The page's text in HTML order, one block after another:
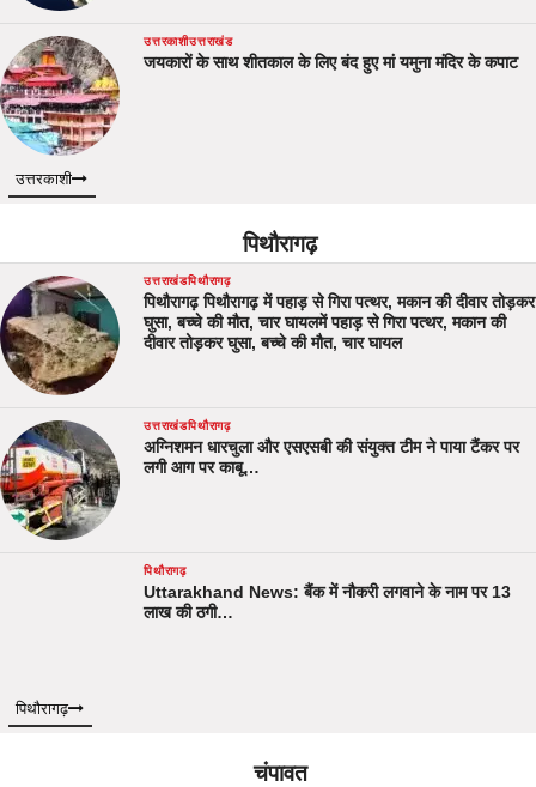
उत्तरकाशीउत्तराखंड
जयकारों के साथ शीतकाल के लिए बंद हुए मां यमुना मंदिर के कपाट
उत्तरकाशी
पिथौरागढ़
उत्तराखंडपिथौरागढ़
पिथौरागढ़ पिथौरागढ़ में पहाड़ से गिरा पत्थर, मकान की दीवार तोड़कर
घुसा, बच्चे की मौत, चार घायलमें पहाड़ से गिरा पत्थर, मकान की
दीवार तोड़कर घुसा, बच्चे की मौत, चार घायल
उत्तराखंडपिथौरागढ़
अग्निशमन धारचुला और एसएसबी की संयुक्त टीम ने पाया टैंकर पर
लगी आग पर काबू…
पिथौरागढ़
Uttarakhand News: बैंक में नौकरी लगवाने के नाम पर 13
लाख की ठगी…
पिथौरागढ़
चंपावत